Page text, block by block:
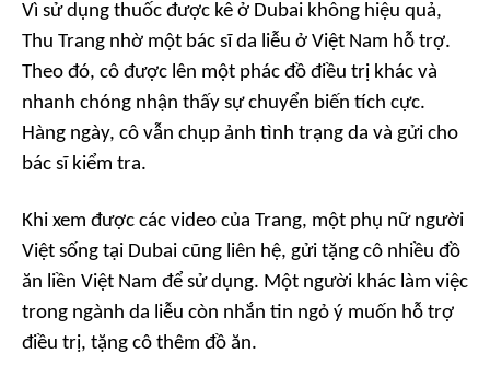
Vì sử dụng thuốc được kê ở Dubai không hiệu quả,
Thu Trang nhờ một bác sĩ da liễu ở Việt Nam hỗ trợ.
Theo đó, cô được lên một phác đồ điều trị khác và
nhanh chóng nhận thấy sự chuyển biến tích cực.
Hàng ngày, cô vẫn chụp ảnh tình trạng da và gửi cho
bác sĩ kiểm tra.
Khi xem được các video của Trang, một phụ nữ người
Việt sống tại Dubai cũng liên hệ, gửi tặng cô nhiều đồ
ăn liền Việt Nam để sử dụng. Một người khác làm việc
trong ngành da liễu còn nhắn tin ngỏ ý muốn hỗ trợ
điều trị, tặng cô thêm đồ ăn.